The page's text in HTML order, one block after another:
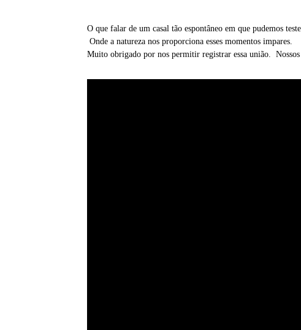
O que falar de um casal tão espontâneo em que pudemos
Onde a natureza nos proporciona esses momentos impares.
Muito obrigado por nos permitir registrar essa união. Nossos